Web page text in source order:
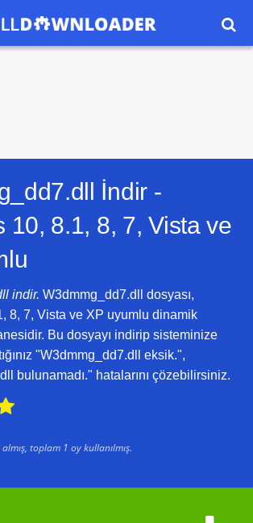

İndir -
10, 8.1, 8, 7, Vista ve
indir. W3dmmg_dd7.dll dosyası,
8, 7, Vista ve XP uyumlu dinamik
Bu dosyayı indirip sisteminize
"W3dmmg_dd7.dll eksik.",
bulunamadı." hatalarını çözebilirsiniz.
toplam 1 oy kullanılmış.